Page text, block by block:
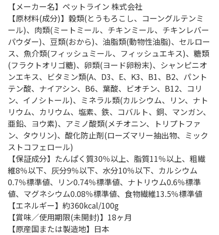
【メーカー名】ペットライン 株式会社
【原材料(成分)】穀類(とうもろこし、コーングルテンミ
ール)、肉類(ミートミール、チキンミール、チキンレバー
パウダー)、豆類(おから)、油脂類(動物性油脂)、セルロー
ス、魚介類(フィッシュミール、フィッシュエキス)、糖類
(フラクトオリゴ糖)、卵類(ヨード卵粉末)、シャンピニオ
ンエキス、ビタミン類(A、D3、E、K3、B1、B2、パント
テン酸、ナイアシン、B6、葉酸、ビオチン、B12、コリ
ン、イノシトール)、ミネラル類(カルシウム、リン、ナト
リウム、カリウム、塩素、鉄、コバルト、銅、マンガン、
亜鉛、ヨウ素)、アミノ酸類(メチオニン、トリプトファ
ン、タウリン)、酸化防止剤(ローズマリー抽出物、ミック
ストコフェロール)
【保証成分】たんぱく質30％以上、脂質11％以上、粗繊
維8％以下、灰分9％以下、水分10％以下、カルシウム
0.7％標準値、リン0.74％標準値、ナトリウム0.6％標準
値、マグネシウム0.08％標準値、食物繊維13.5％標準値
【エネルギー】約360kcal/100g
【賞味／使用期限(未開封)】18ヶ月
【原産国または製造地】日本